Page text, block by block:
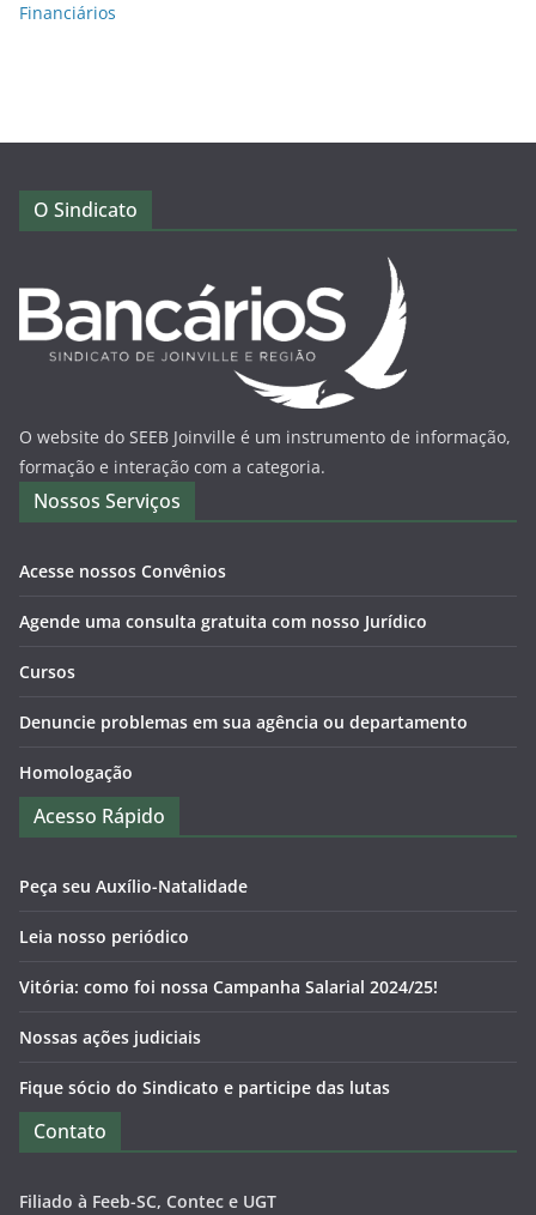
Financiários
O Sindicato
O website do SEEB Joinville é um instrumento de informação,
formação e interação com a categoria.
Nossos Serviços
Acesse nossos Convênios
Agende uma consulta gratuita com nosso Jurídico
Cursos
Denuncie problemas em sua agência ou departamento
Homologação
Acesso Rápido
Peça seu Auxílio-Natalidade
Leia nosso periódico
Vitória: como foi nossa Campanha Salarial 2024/25!
Nossas ações judiciais
Fique sócio do Sindicato e participe das lutas
Contato
Filiado à Feeb-SC, Contec e UGT